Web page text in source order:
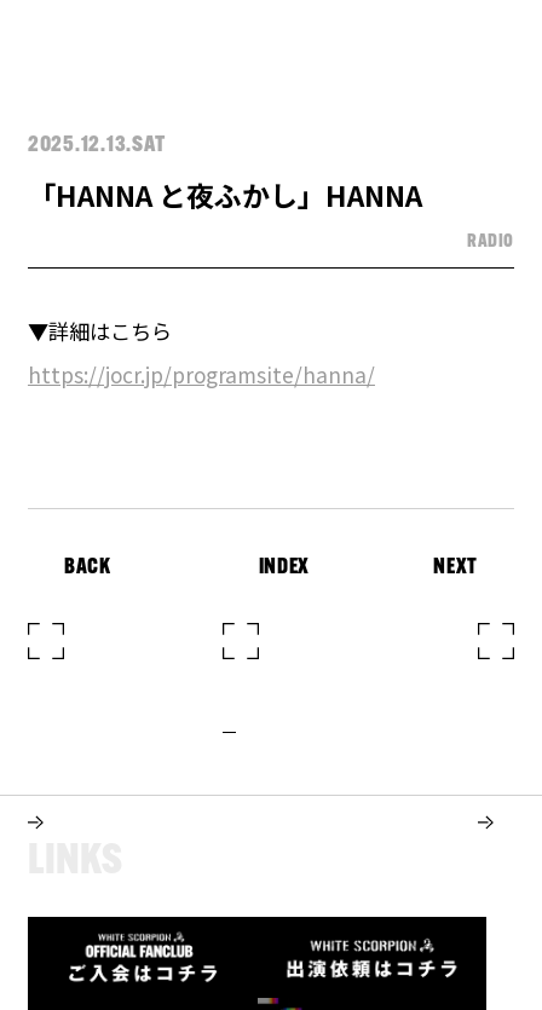
2025.12.13.SAT
「HANNA と夜ふかし」HANNA
RADIO
▼詳細はこちら
https://jocr.jp/programsite/hanna/
BACK INDEX NEXT